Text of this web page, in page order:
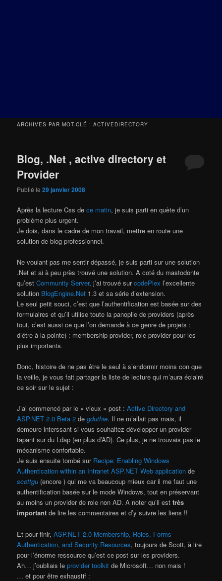
ARCHIVES PAR MOT-CLÉ :ACTIVEDIRECTORY
Blog, .Net , active directory et
Provider
Publié le29 janvier 2008
Après la lecture Css dece matin, je suis parti en quète d’un
problème plus urgent.
Je dois, dans le cadre de mon travail, mettre en route une
solution de blog professionnel.
Ne voulant pas me sentir dépassé, je suis parti sur une solution
.Net et ai à peu près trouvé une solution. A coté du mastodonte
qu’estCommunity Server, j’ai trouvé surcodePlex l’excellente
solution BlogEngine.Net 1.3 et sa série d’extension.
Le seul petit souci, c’est que l’authentification est basée sur des
formulaires et qu’il utilise toute la panoplie de providers (après
tout, c’est aussi ce que l’on demande à ce genre de projets :
d’être à la pointe) : membership provider, role provider pour les
plus importants.
Donc, histoire de ne pas être le seul à s’endormir moins con que
la veille, je vous fait partager la liste de lecture qui m’aura éclairé
ce soir sur le sujet :
J’ai commencé par le « vieux » post :Active Directory and
ASP.NET 2.0 Beta 2 degduthie. Il ne m’allait pas mais, il
demeure interssant si vous souhaitez développer un provider
tapant sur du Ldap (en plus d’AD). Ce plus, je ne trouvais pas le
mécanisme confortable.
Je suis ensuite tombé sur Recipe: Enabling Windows
Authentication within an Intranet ASP.NET Web application de
scottgu (encore ) qui me va beaucoup mieux car il me faut une
authentification basée sur le mode Windows, tout en préservant
au moins un provider de role non AD. A noter qu’il esttrès
important de lire les commentaires et d’y suivre les liens !!
Et pour finir,ASP.NET 2.0 Membership, Roles, Forms
Authentication, and Security Resources, toujours de Scott, à lire
pour l’énorme ressource qu’est ce post sur les providers.
Ah… j’oubliais leprovider toolkit de Microsoft… non mais !
… et pour être exhaustif :